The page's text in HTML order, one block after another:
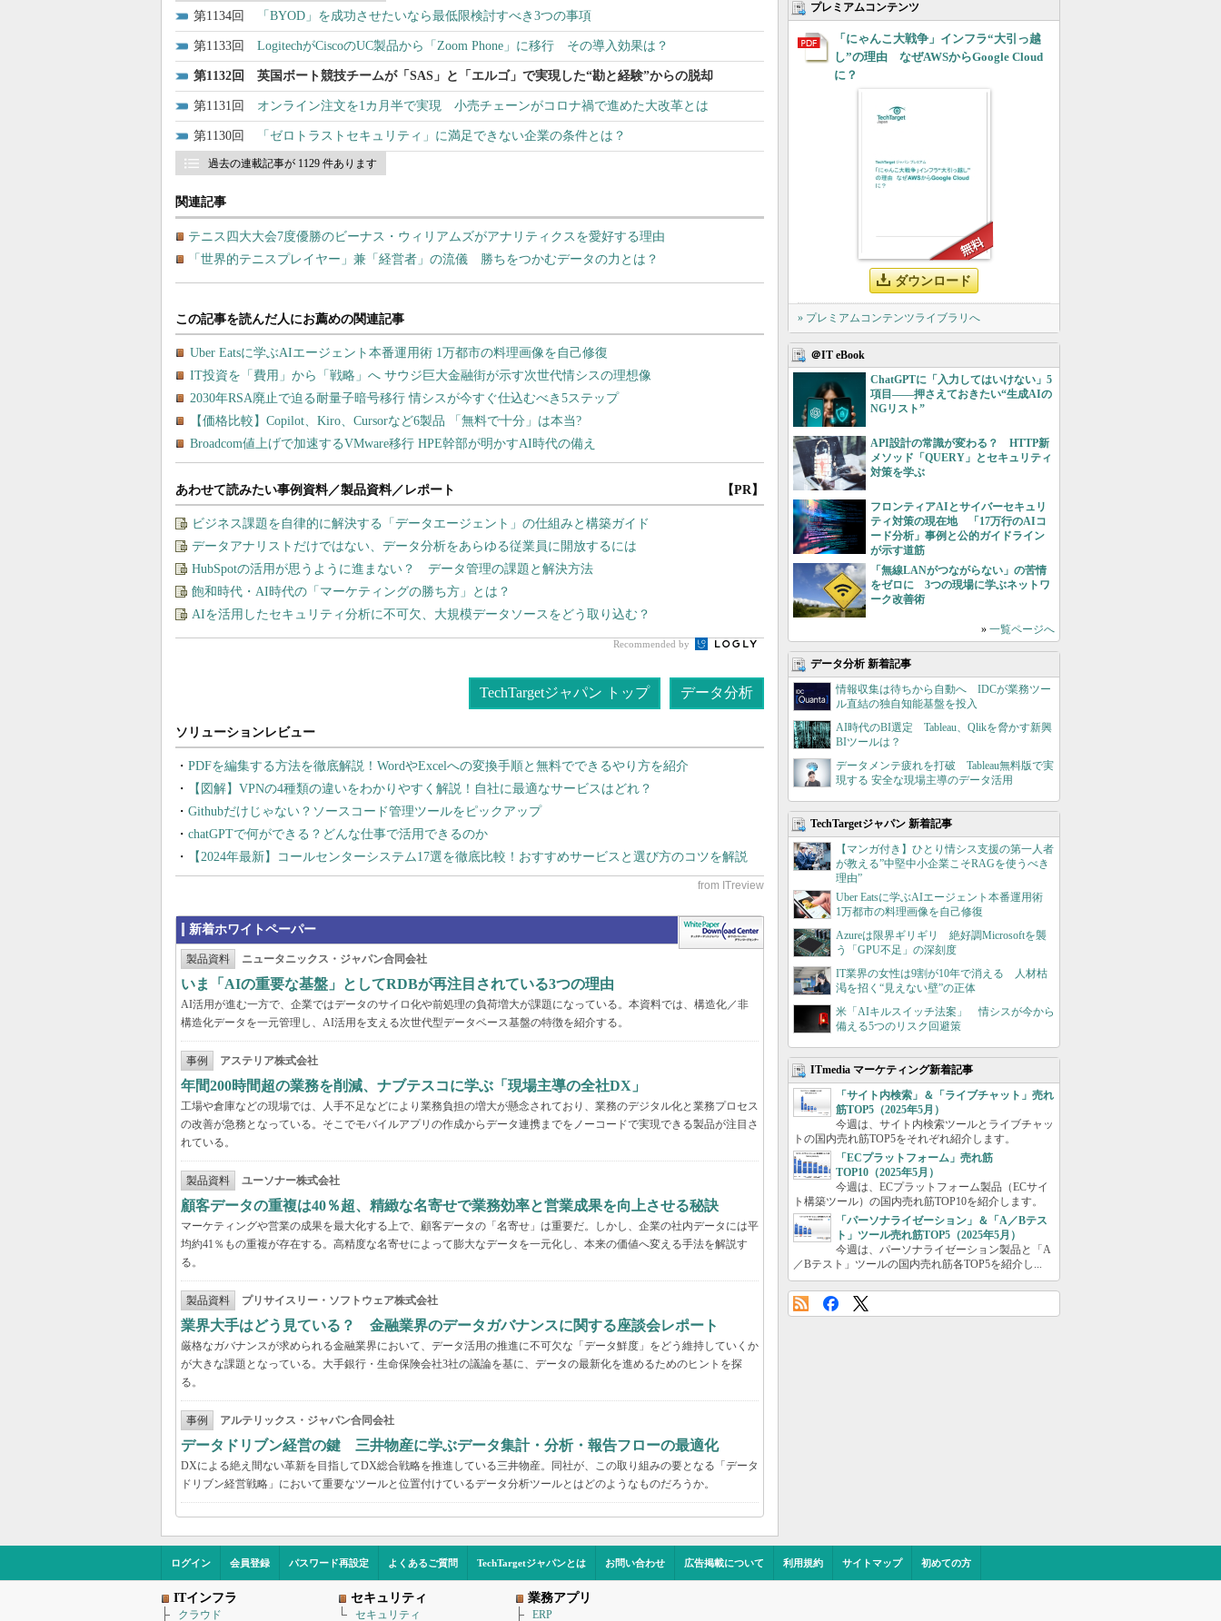
1134 「BYOD」を成功させたいなら最低限検討すべき3つの事項
1133 LogitechがCiscoのUC製品から「Zoom Phone」に移行 その導入効果は？
1132 英国ボート競技チームが「SAS」と「エルゴ」で実現した“勘と経験”からの脱却
1131 オンライン注文を1カ月半で実現 小売チェーンがコロナ禍で進めた大改革とは
1130 「ゼロトラストセキュリティ」に満足できない企業の条件とは？
過去の連載記事が 1129 件あります
関連記事
テニス四大大会7度優勝のビーナス・ウィリアムズがアナリティクスを愛好する理由
「世界的テニスプレイヤー」兼「経営者」の流儀 勝ちをつかむデータの力とは？
あわせて読みたい事例資料／製品資料／レポート 【PR】
ビジネス課題を自律的に解決する「データエージェント」の仕組みと構築ガイド
データアナリストだけではない、データ分析をあらゆる従業員に開放するには
HubSpotの活用が思うように進まない？ データ管理の課題と解決方法
飽和時代・AI時代の「マーケティングの勝ち方」とは？
AIを活用したセキュリティ分析に不可欠、大規模データソースをどう取り込む？
Recommended by
TechTargetジャパン トップ データ分析
PDFを編集する方法を徹底解説！WordやExcelへの変換手順と無料でできるやり方を紹介
【図解】VPNの4種類の違いをわかりやすく解説！自社に最適なサービスはどれ？
Githubだけじゃない？ソースコード管理ツールをピックアップ
chatGPTで何ができる？どんな仕事で活用できるのか
【2024年最新】コールセンターシステム17選を徹底比較！おすすめサービスと選び方のコツを解説
新着ホワイトペーパー
製品資料 ニュータニックス・ジャパン合同会社
いま「AIの重要な基盤」としてRDBが再注目されている3つの理由
AI活用が進む一方で、企業ではデータのサイロ化や前処理の負荷増大が課題になっている。本資料では、構造化／非
構造化データを一元管理し、AI活用を支える次世代型データベース基盤の特徴を紹介する。
事例 アステリア株式会社
年間200時間超の業務を削減、ナブテスコに学ぶ「現場主導の全社DX」
工場や倉庫などの現場では、人手不足などにより業務負担の増大が懸念されており、業務のデジタル化と業務プロセス
の改善が急務となっている。そこでモバイルアプリの作成からデータ連携までをノーコードで実現できる製品が注目さ
れている。
製品資料 ユーソナー株式会社
顧客データの重複は40％超、精緻な名寄せで業務効率と営業成果を向上させる秘訣
マーケティングや営業の成果を最大化する上で、顧客データの「名寄せ」は重要だ。しかし、企業の社内データには平
均約41％もの重複が存在する。高精度な名寄せによって膨大なデータを一元化し、本来の価値へ変える手法を解説す
る。
製品資料 プリサイスリー・ソフトウェア株式会社
業界大手はどう見ている？ 金融業界のデータガバナンスに関する座談会レポート
厳格なガバナンスが求められる金融業界において、データ活用の推進に不可欠な「データ鮮度」をどう維持していくか
が大きな課題となっている。大手銀行・生命保険会社3社の議論を基に、データの最新化を進めるためのヒントを探
る。
事例 アルテリックス・ジャパン合同会社
データドリブン経営の鍵 三井物産に学ぶデータ集計・分析・報告フローの最適化
DXによる絶え間ない革新を目指してDX総合戦略を推進している三井物産。同社が、この取り組みの要となる「データ
ドリブン経営戦略」において重要なツールと位置付けているデータ分析ツールとはどのようなものだろうか。
プレミアムコンテンツ
「にゃんこ大戦争」インフラ“大引っ越
し”の理由 なぜAWSからGoogle Cloud
に？
ダウンロード
» プレミアムコンテンツライブラリへ
＠IT eBook
ChatGPTに「入力してはいけない」5
項目――押さえておきたい“生成AIの
NGリスト”
API設計の常識が変わる？ HTTP新
メソッド「QUERY」とセキュリティ
対策を学ぶ
フロンティアAIとサイバーセキュリ
ティ対策の現在地 「17万行のAIコ
ード分析」事例と公的ガイドライン
が示す道筋
「無線LANがつながらない」の苦情
をゼロに 3つの現場に学ぶネットワ
ーク改善術
» 一覧ページへ
データ分析 新着記事
情報収集は待ちから自動へ IDCが業務ツー
ル直結の独自知能基盤を投入
AI時代のBI選定 Tableau、Qlikを脅かす新興
BIツールは？
データメンテ疲れを打破 Tableau無料版で実
現する 安全な現場主導のデータ活用
TechTargetジャパン 新着記事
【マンガ付き】ひとり情シス支援の第一人者
が教える”中堅中小企業こそRAGを使うべき
理由”
Uber Eatsに学ぶAIエージェント本番運用術
1万都市の料理画像を自己修復
Azureは限界ギリギリ 絶好調Microsoftを襲
う「GPU不足」の深刻度
IT業界の女性は9割が10年で消える 人材枯
渇を招く“見えない壁”の正体
米「AIキルスイッチ法案」 情シスが今から
備える5つのリスク回避策
ITmedia マーケティング新着記事
「サイト内検索」＆「ライブチャット」売れ
筋TOP5（2025年5月）
今週は、サイト内検索ツールとライブチャッ
トの国内売れ筋TOP5をそれぞれ紹介します。
「ECプラットフォーム」売れ筋
TOP10（2025年5月）
今週は、ECプラットフォーム製品（ECサイ
ト構築ツール）の国内売れ筋TOP10を紹介します。
「パーソナライゼーション」＆「A／Bテス
ト」ツール売れ筋TOP5（2025年5月）
今週は、パーソナライゼーション製品と「A
／Bテスト」ツールの国内売れ筋各TOP5を紹介し...
ログイン 会員登録 パスワード再設定 よくあるご質問 TechTargetジャパンとは お問い合わせ 広告掲載について 利用規約 サイトマップ 初めての方
ITインフラ
クラウド
セキュリティ
セキュリティ
業務アプリ
ERP